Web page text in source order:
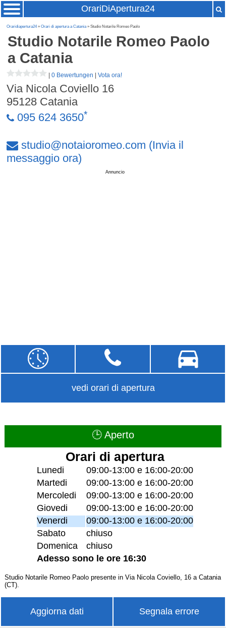
OrariDiApertura24
Oraridiapertura24»Orari di apertura a Catania» Studio Notarile Romeo Paolo
Studio Notarile Romeo Paolo
a Catania
|0 Bewertungen |Vota ora!
Via Nicola Coviello 16
95128 Catania
095 624 3650*
studio@notaioromeo.com (Invia il
messaggio ora)
Annuncio
vedi orari di apertura
🕒 Aperto
Orari di apertura
Lunedi
09:00-13:00 e 16:00-20:00
Martedi
09:00-13:00 e 16:00-20:00
Mercoledi
09:00-13:00 e 16:00-20:00
Giovedi
09:00-13:00 e 16:00-20:00
Venerdi
09:00-13:00 e 16:00-20:00
Sabato
chiuso
Domenica
chiuso
Adesso sono le ore 16:30
Studio Notarile Romeo Paolo presente in Via Nicola Coviello, 16 a Catania
(CT).
Aggiorna dati Segnala errore